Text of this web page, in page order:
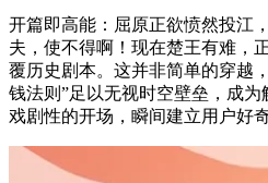
开篇即高能：屈原正欲愤然投江
夫，使不得啊！现在楚王有难，
覆历史剧本。这并非简单的穿越
钱法则”足以无视时空壁垒，成为
戏剧性的开场，瞬间建立用户好